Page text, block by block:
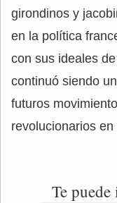
girondinos y
en la política
con sus ideales
continuó siendo
futuros
revolucionarios
Te puede